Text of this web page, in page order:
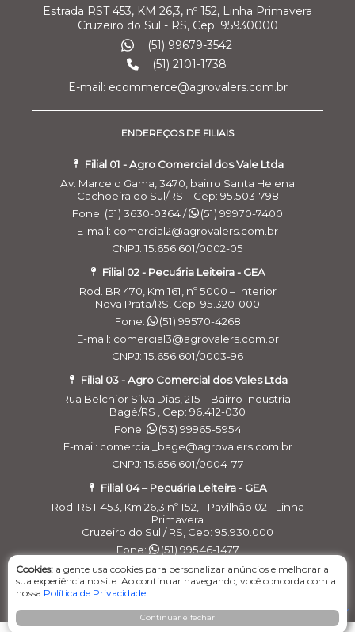
Estrada RST 453, KM 26,3, nº 152, Linha Primavera
Cruzeiro do Sul - RS, Cep: 95930000
(51) 99679-3542
(51) 2101-1738
E-mail: ecommerce@agrovalers.com.br
ENDEREÇOS DE FILIAIS
Filial 01 - Agro Comercial dos Vale Ltda
Av. Marcelo Gama, 3470, bairro Santa Helena
Cachoeira do Sul/RS – Cep: 95.503-798
Fone: (51) 3630-0364 /
(51) 99970-7400
E-mail: comercial2@agrovalers.com.br
CNPJ: 15.656.601/0002-05
Filial 02 - Pecuária Leiteira - GEA
Rod. BR 470, Km 161, nº 5000 – Interior
Nova Prata/RS, Cep: 95.320-000
Fone:
(51) 99570-4268
E-mail: comercial3@agrovalers.com.br
CNPJ: 15.656.601/0003-96
Filial 03 - Agro Comercial dos Vales Ltda
Rua Belchior Silva Dias, 215 – Bairro Industrial
Bagé/RS , Cep: 96.412-030
Fone:
(53) 99965-5954
E-mail: comercial_bage@agrovalers.com.br
CNPJ: 15.656.601/0004-77
Filial 04 – Pecuária Leiteira - GEA
Rod. RST 453, Km 26,3 nº 152, - Pavilhão 02 - Linha
Primavera
Cruzeiro do Sul / RS, Cep: 95.930.000
Fone:
(51) 99546-1477
E-maill: financeirogea@agrovalers.com.br
CNPJ: 15.656.601/0005-58
Cookies: a gente usa cookies para personalizar anúncios e melhorar a
sua experiência no site. Ao continuar navegando, você concorda com a
nossa Política de Privacidade.
Continuar e fechar